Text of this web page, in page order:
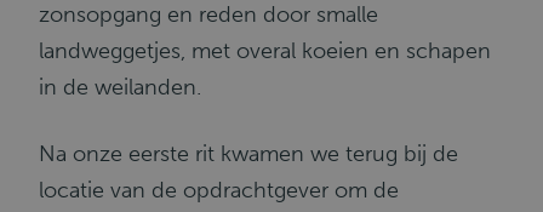
zonsopgang en reden door smalle
landweggetjes, met overal koeien en schapen
in de weilanden.
Na onze eerste rit kwamen we terug bij de
locatie van de opdrachtgever om de